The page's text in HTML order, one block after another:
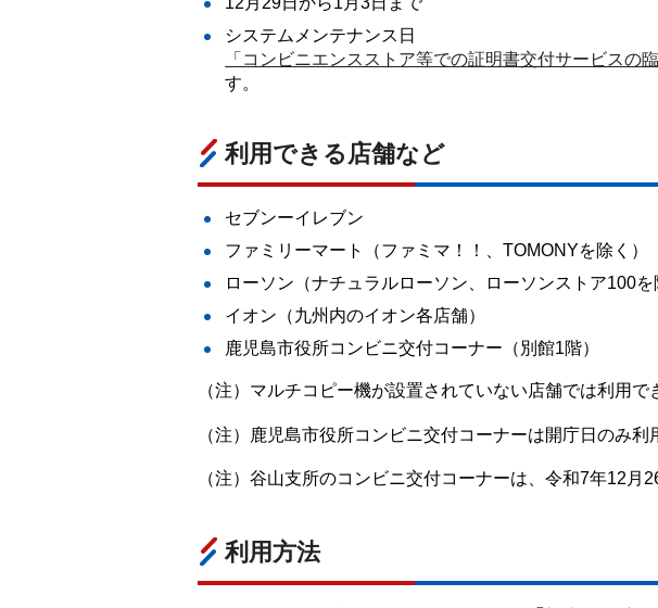
システムメンテナンス日
「コンビニエンスストア等での証明書交付サービスの
す。
利用できる店舗など
セブンーイレブン
ファミリーマート（ファミマ！！、TOMONYを除く）
ローソン（ナチュラルローソン、ローソンストア100を
イオン（九州内のイオン各店舗）
鹿児島市役所コンビニ交付コーナー（別館1階）
（注）マルチコピー機が設置されていない店舗では利用で
（注）鹿児島市役所コンビニ交付コーナーは開庁日のみ利
（注）谷山支所のコンビニ交付コーナーは、令和7年12月
利用方法